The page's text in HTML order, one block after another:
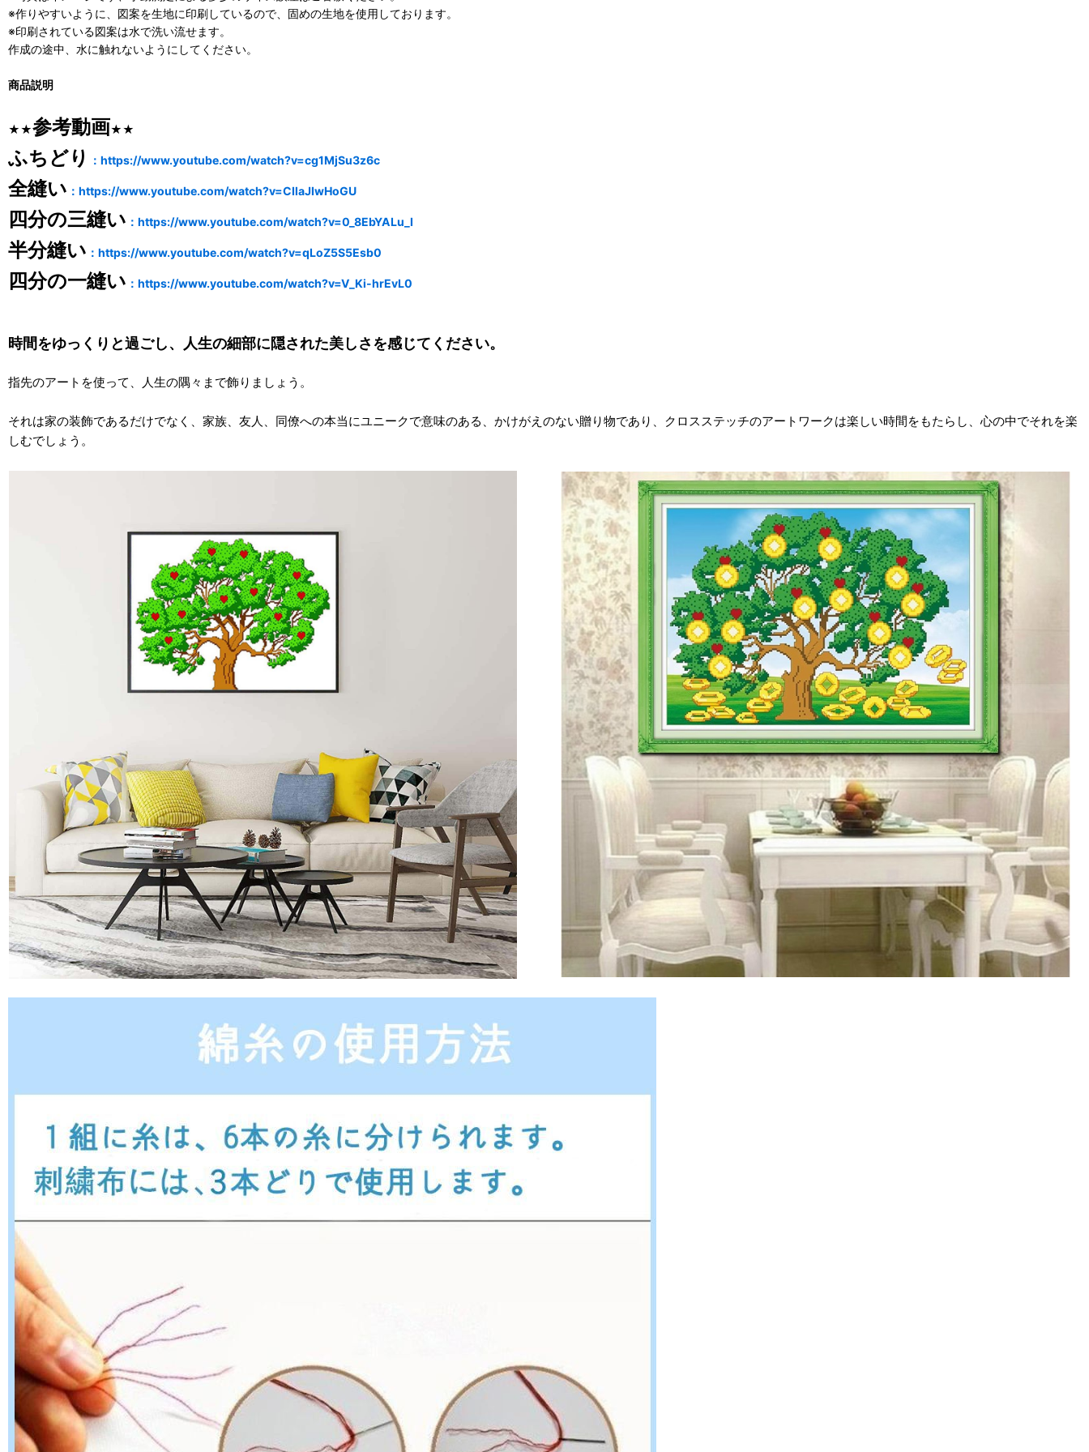
※作りやすいように、図案を生地に印刷しているので、固めの生地を使用しております。
※印刷されている図案は水で洗い流せます。
作成の途中、水に触れないようにしてください。
商品説明
★★参考動画★★
ふちどり ：https://www.youtube.com/watch?v=cg1MjSu3z6c
全縫い ：https://www.youtube.com/watch?v=CIlaJIwHoGU
四分の三縫い ：https://www.youtube.com/watch?v=0_8EbYALu_I
半分縫い ：https://www.youtube.com/watch?v=qLoZ5S5Esb0
四分の一縫い ：https://www.youtube.com/watch?v=V_Ki-hrEvL0
時間をゆっくりと過ごし、人生の細部に隠された美しさを感じてください。
指先のアートを使って、人生の隅々まで飾りましょう。
それは家の装飾であるだけでなく、家族、友人、同僚への本当にユニークで意味のある、かけがえのない贈り物であり、クロスステッチのアートワークは楽しい時間をもたらし、心の中でそれを楽
しむでしょう。